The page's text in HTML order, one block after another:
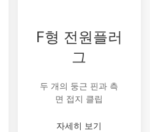
F형 전원플러
그
두 개의 둥근 핀과 측
면 접지 클립
자세히 보기